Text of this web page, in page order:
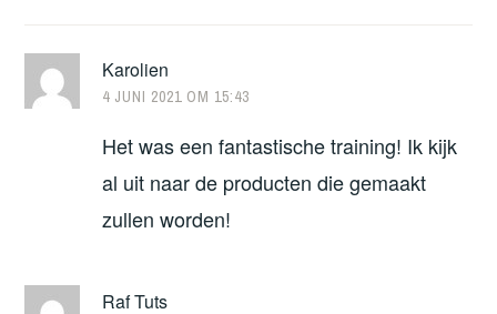
Karolien
4 JUNI 2021 OM 15:43
Het was een fantastische training! Ik kijk
al uit naar de producten die gemaakt
zullen worden!
Raf Tuts